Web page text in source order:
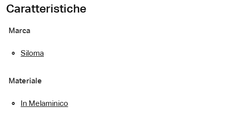
Caratteristiche
Marca
Siloma
Materiale
In Melaminico